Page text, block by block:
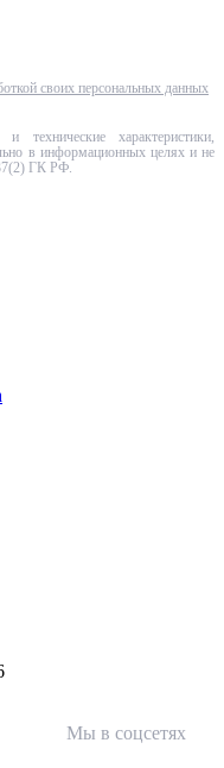
своих персональных данных
характеристики,
в информационных целях и не
ГК РФ.
Мы в соцсетях